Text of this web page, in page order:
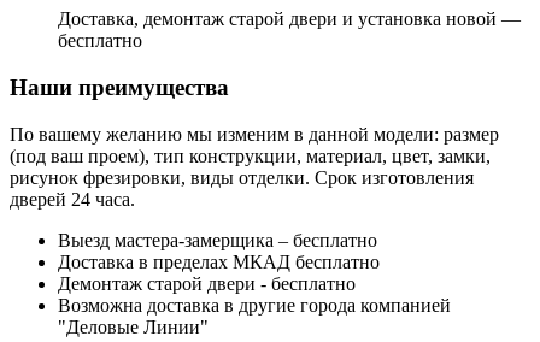
Доставка, демонтаж старой двери и установка новой —
бесплатно
Наши преимущества
По вашему желанию мы изменим в данной модели: размер
(под ваш проем), тип конструкции, материал, цвет, замки,
рисунок фрезировки, виды отделки. Срок изготовления
дверей 24 часа.
Выезд мастера-замерщика – бесплатно
Доставка в пределах МКАД бесплатно
Демонтаж старой двери - бесплатно
Возможна доставка в другие города компанией
"Деловые Линии"